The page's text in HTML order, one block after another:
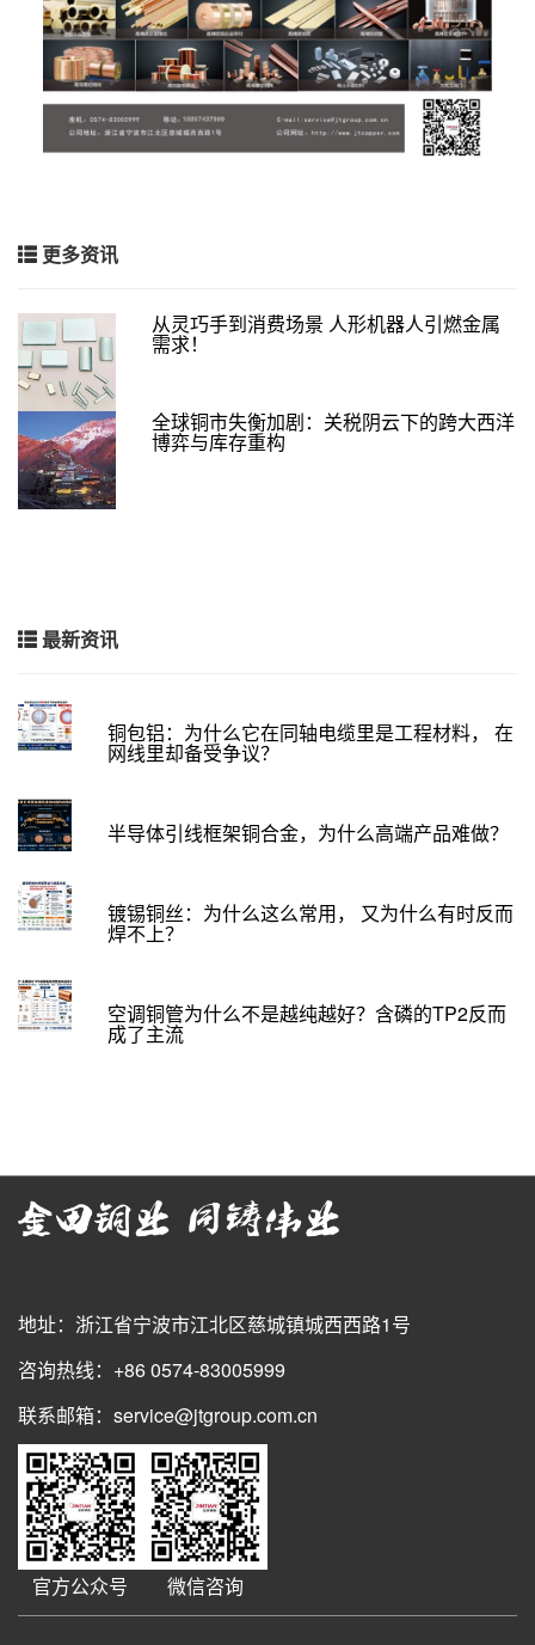
更多资讯
从灵巧手到消费场景 人形机器人引燃金属
需求！
全球铜市失衡加剧：关税阴云下的跨大西洋
博弈与库存重构
最新资讯
铜包铝：为什么它在同轴电缆里是工程材料， 在
网线里却备受争议？
半导体引线框架铜合金，为什么高端产品难做？
镀锡铜丝：为什么这么常用， 又为什么有时反而
焊不上？
空调铜管为什么不是越纯越好？含磷的TP2反而
成了主流
地址：浙江省宁波市江北区慈城镇城西西路1号
咨询热线：+86 0574-83005999
联系邮箱：service@jtgroup.com.cn
官方公众号 微信咨询